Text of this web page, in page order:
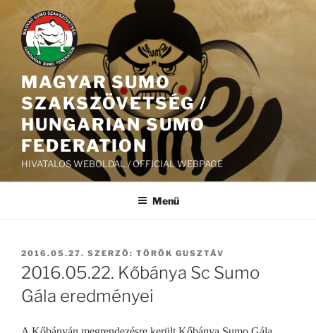
Tartalomhoz
MAGYAR SUMO
SZAKSZÖVETSÉG /
HUNGARIAN SUMO
FEDERATION
HIVATALOS WEBOLDAL / OFFICIAL WEBPAGE
Menü
BEKÜLDVE:
2016.05.27. SZERZŐ: TÖRÖK GUSZTÁV
2016.05.22. Kőbánya Sc Sumo
Gála eredményei